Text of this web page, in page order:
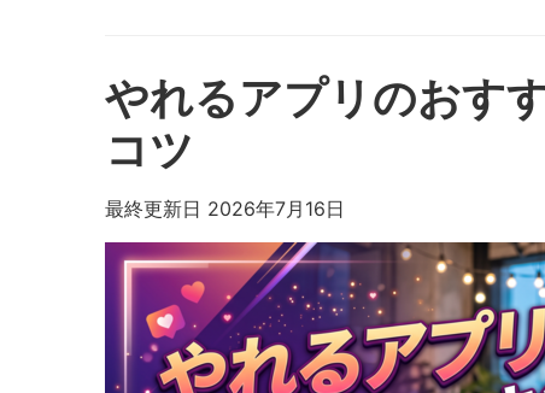
やれるアプリのおす
コツ
最終更新日 2026年7月16日